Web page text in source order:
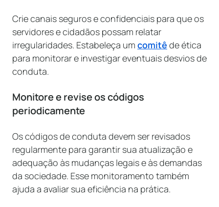
Crie canais seguros e confidenciais para que os
servidores e cidadãos possam relatar
irregularidades. Estabeleça um comitê de ética
para monitorar e investigar eventuais desvios de
conduta.
Monitore e revise os códigos
periodicamente
Os códigos de conduta devem ser revisados
regularmente para garantir sua atualização e
adequação às mudanças legais e às demandas
da sociedade. Esse monitoramento também
ajuda a avaliar sua eficiência na prática.